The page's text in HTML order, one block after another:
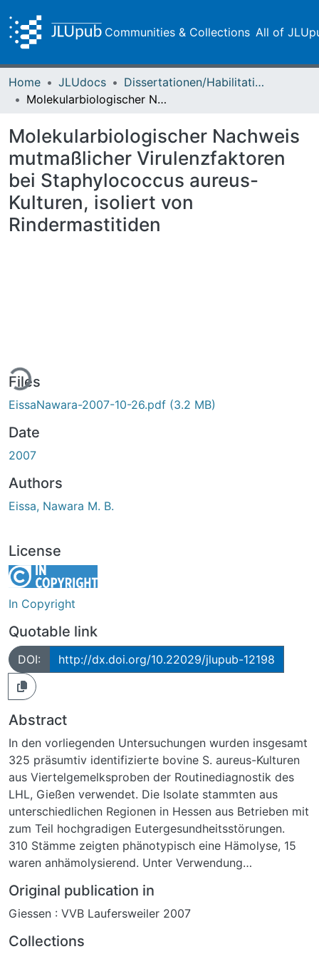
Communities & Collections All of
Home JLUdocs
Dissertationen/Habilitationen
Molekularbiologischer Nachweis mutmaßlicher Virulenzfaktoren bei Staphylococcus aureus-Kulturen, isoliert von Rindermastitiden
Molekularbiologischer Nachweis
mutmaßlicher Virulenzfaktoren
bei Staphylococcus aureus-
Kulturen, isoliert von
Rindermastitiden
Files
EissaNawara-2007-10-26.pdf (3.2 MB)
Date
2007
Authors
Eissa, Nawara M. B.
License
In Copyright
Quotable link
DOI: http://dx.doi.org/10.22029/jlupub-12198
Abstract
In den vorliegenden Untersuchungen wurden insgesamt
325 präsumtiv identifizierte bovine S. aureus-Kulturen
aus Viertelgemelksproben der Routinediagnostik des
LHL, Gießen verwendet. Die Isolate stammten aus
unterschiedlichen Regionen in Hessen aus Betrieben mit
zum Teil hochgradigen Eutergesundheitsstörungen.
310 Stämme zeigten phänotypisch eine Hämolyse, 15
waren anhämolysierend. Unter Verwendung
(Makrorestriktionsanalyse, coa-/spa-Gen-
Polymorphismus) erfolgte unter den hämolysierenden
aureus-Isolaten für die weitergehenden
Original publication in
Giessen : VVB Laufersweiler 2007
Collections